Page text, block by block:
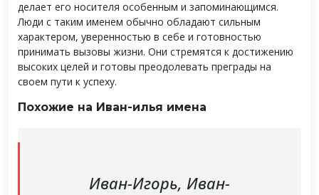
делает его носителя особенным и запоминающимся.
Люди с таким именем обычно обладают сильным
характером, уверенностью в себе и готовностью
принимать вызовы жизни. Они стремятся к достижению
высоких целей и готовы преодолевать преграды на
своем пути к успеху.
Похожие на Иван-илья имена
Иван-Игорь, Иван-